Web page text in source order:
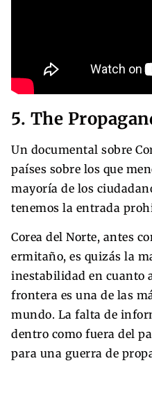
5. The
Un documental sobre
países sobre los que
mayoría de los
tenemos la entrada
Corea del Norte, antes
ermitaño, es quizás la
inestabilidad en cuanto
frontera es una de las
mundo. La falta de
dentro como fuera del
para una guerra de